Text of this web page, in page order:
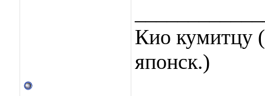
Кио кумитцу
японск.)